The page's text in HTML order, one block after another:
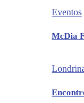
Eventos
McDia